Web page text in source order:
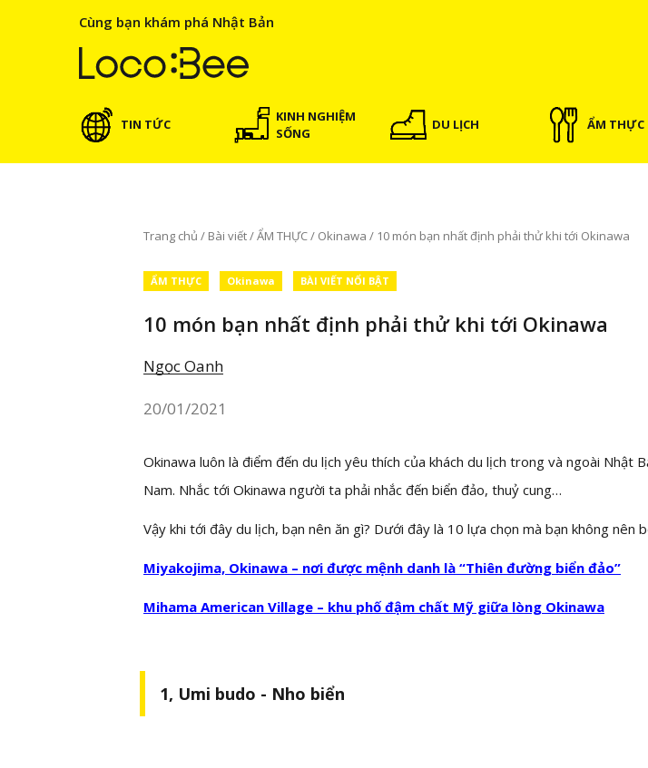
Cùng bạn khám phá Nhật Bản
TIN TỨC
KINH NGHIỆM
SỐNG
DU LỊCH ẨM THỰC
Trang chủ / Bài viết/ẨM THỰC/ Okinawa / 10 món bạn nhất định phải thử khi tới Okinawa
ẨM THỰC Okinawa BÀI VIẾT NỔI BẬT
10 món bạn nhất định phải thử khi tới Okinawa
Ngọc Oanh
20/01/2021
Okinawa luôn là điểm đến du lịch yêu thích của khách du lịch trong và ngoài Nhật
Nam. Nhắc tới Okinawa người ta phải nhắc đến biển đảo, thuỷ cung…
Vậy khi tới đây du lịch, bạn nên ăn gì? Dưới đây là 10 lựa chọn mà bạn không nên
Miyakojima, Okinawa – nơi được mệnh danh là “Thiên đường biển đảo”
Mihama American Village – khu phố đậm chất Mỹ giữa lòng Okinawa
1, Umi budo - Nho biển